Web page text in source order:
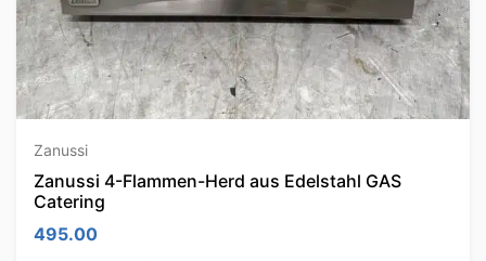
Zanussi
Zanussi 4-Flammen-Herd aus Edelstahl GAS
Catering
495.00